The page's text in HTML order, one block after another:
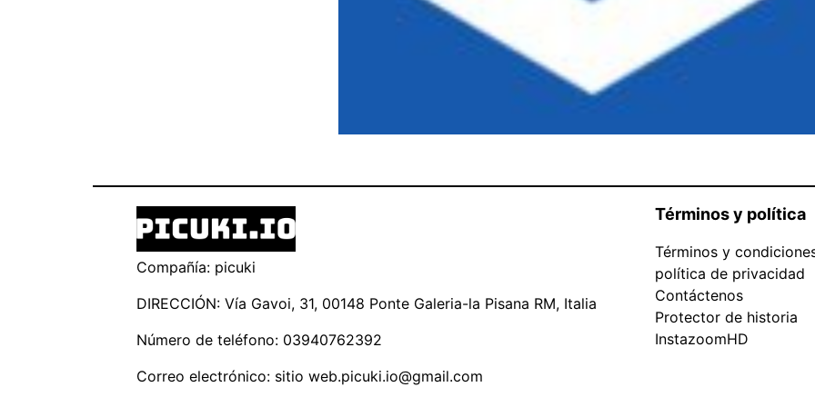
Compañía: picuki
DIRECCIÓN: Vía Gavoi, 31, 00148 Ponte Galeria-la Pisana RM, Italia
Número de teléfono: 03940762392
Correo electrónico: sitio web.picuki.io@gmail.com
Términos y política
Términos y
política de privacidad
Contáctenos
Protector de historia
InstazoomHD